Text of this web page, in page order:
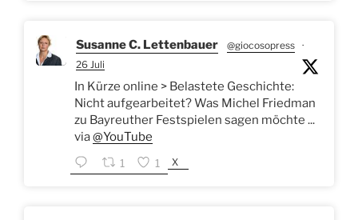
Susanne C. Lettenbauer @giocosopress ·
26 Juli
In Kürze online > Belastete Geschichte:
Nicht aufgearbeitet? Was Michel Friedman
zu Bayreuther Festspielen sagen möchte ...
via@YouTube
1 1 X